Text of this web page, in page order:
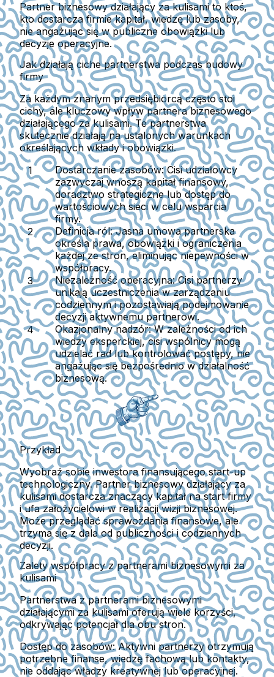
Partner biznesowy działający za kulisami to ktoś,
kto dostarcza firmie kapitał, wiedzę lub zasoby,
nie angażując się w publiczne obowiązki lub
decyzje operacyjne.
Jak działają ciche partnerstwa podczas budowy
firmy
Za każdym znanym przedsiębiorcą często stoi
cichy, ale kluczowy wpływ partnera biznesowego
działającego za kulisami. Te partnerstwa
skutecznie działają na ustalonych warunkach
określających wkłady i obowiązki.
Dostarczanie zasobów:Cisi udziałowcy
zazwyczaj wnoszą kapitał finansowy,
doradztwo strategiczne lub dostęp do
wartościowych sieci w celu wsparcia
firmy.
Definicja ról:Jasna umowa partnerska
określa prawa, obowiązki i ograniczenia
każdej ze stron, eliminując niepewności w
współpracy.
Niezależność operacyjna:Cisi partnerzy
unikają uczestniczenia w zarządzaniu
codziennym i pozostawiają podejmowanie
decyzji aktywnemu partnerowi.
Okazjonalny nadzór:W zależności od ich
wiedzy eksperckiej, cisi wspólnicy mogą
udzielać rad lub kontrolować postępy, nie
angażując się bezpośrednio w działalność
biznesową.
Przykład
Wyobraź sobie inwestora finansującego start-up
technologiczny. Partner biznesowy działający za
kulisami dostarcza znaczący kapitał na start firmy
i ufa założycielowi w realizacji wizji biznesowej.
Może przeglądać sprawozdania finansowe, ale
trzyma się z dala od publiczności i codziennych
decyzji.
Zalety współpracy z partnerami biznesowymi za
kulisami
Partnerstwa z partnerami biznesowymi
działającymi za kulisami oferują wiele korzyści,
odkrywając potencjał dla obu stron.
Dostęp do zasobów:Aktywni partnerzy otrzymują
potrzebne finanse, wiedzę fachową lub kontakty,
nie oddając władzy kreatywnej lub operacyjnej.